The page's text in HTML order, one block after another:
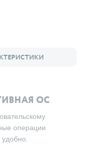
ОС
операции
удобно.